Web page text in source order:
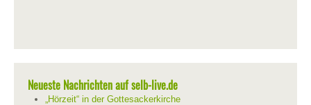
Neueste Nachrichten auf selb-live.de
„Hörzeit“ in der Gottesackerkirche